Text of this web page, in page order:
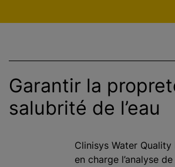
Garantir la
salubrité de l’eau
Clinisys Water
en charge l’analyse